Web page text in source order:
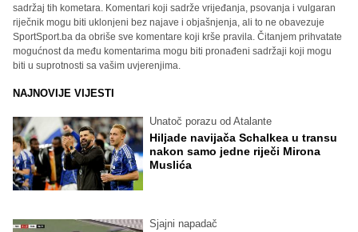
sadržaj tih kometara. Komentari koji sadrže vrijeđanja, psovanja i vulgaran
riječnik mogu biti uklonjeni bez najave i objašnjenja, ali to ne obavezuje
SportSport.ba da obriše sve komentare koji krše pravila. Čitanjem prihvatate
mogućnost da među komentarima mogu biti pronađeni sadržaji koji mogu
biti u suprotnosti sa vašim uvjerenjima.
NAJNOVIJE VIJESTI
Unatoč porazu od Atalante
Hiljade navijača Schalkea u transu
nakon samo jedne riječi Mirona
Muslića
Sjajni napadač